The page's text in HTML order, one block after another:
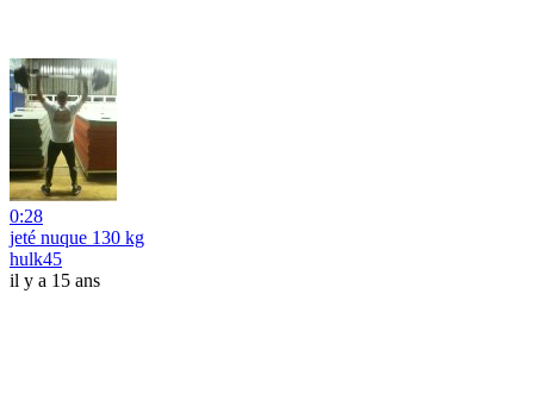
0:28
jeté nuque 130 kg
hulk45
il y a 15 ans